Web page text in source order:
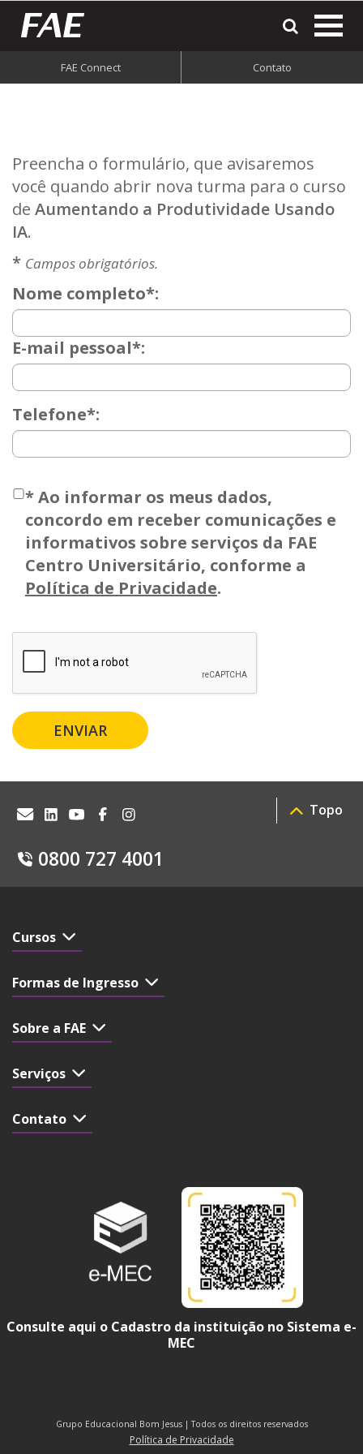
FAE Connect Contato
Preencha o formulário, que avisaremos
você quando abrir nova turma para o curso
de Aumentando a Produtividade Usando
IA.
* Campos obrigatórios.
Nome completo*:
E-mail pessoal*:
Telefone*:
*Ao informar os meus dados,
concordo em receber comunicações e
informativos sobre serviços da FAE
Centro Universitário, conforme a
Política de Privacidade.
ENVIAR
0800 727 4001
Topo
Cursos
Formas de Ingresso
Sobre a FAE
Serviços
Contato
Consulte aqui o Cadastro da instituição no Sistema e-
MEC
Grupo Educacional Bom Jesus | Todos os direitos reservados
Política de Privacidade